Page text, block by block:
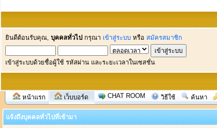
ยินดีต้อนรับคุณ, บุคคลทั่วไป กรุณา เข้าสู่ระบบ หรือ สมัครสมาชิก
เข้าสู่ระบบด้วยชื่อผู้ใช้ รหัสผ่าน และระยะเวลาในเซสชั่น
หน้าแรก เว็บบอร์ด CHAT ROOM วิธีใช้ ค้นหา
แจ้งถึงบุคคลทั่วไปที่เข้ามา